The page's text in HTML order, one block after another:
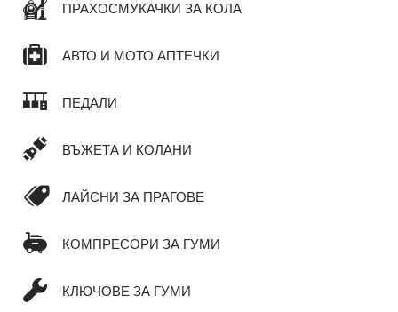
ПРАХОСМУКАЧКИ ЗА КОЛА
АВТО И МОТО АПТЕЧКИ
ПЕДАЛИ
ВЪЖЕТА И КОЛАНИ
ЛАЙСНИ ЗА ПРАГОВЕ
КОМПРЕСОРИ ЗА ГУМИ
КЛЮЧОВЕ ЗА ГУМИ